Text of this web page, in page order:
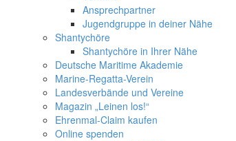
Ansprechpartner
Jugendgruppe in deiner Nähe
Shantychöre
Shantychöre in Ihrer Nähe
Deutsche Maritime Akademie
Marine-Regatta-Verein
Landesverbände und Vereine
Magazin „Leinen los!“
Ehrenmal-Claim kaufen
Online spenden